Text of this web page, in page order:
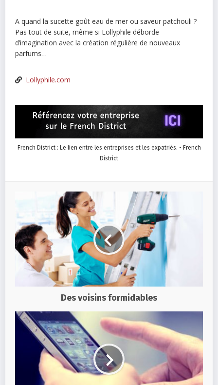
A quand la sucette goût eau de mer ou saveur patchouli ?
Pas tout de suite, même si Lollyphile déborde
d’imagination avec la création régulière de nouveaux
parfums…
Lollyphile.com
French District : Le lien entre les entreprises et les expatriés. - French
District
Des voisins formidables